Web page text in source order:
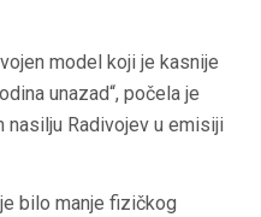
model koji je kasnije
unazad“, počela je
Radivojev u emisiji
bilo manje fizičkog